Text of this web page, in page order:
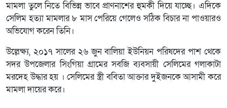
মামলা তুলে নিতে বিভিন্ন ভাবে প্রাণনাশের হুমকী দিয়ে যাচ্ছে। এদিকে
সেলিম হত্যা মামলার ৮ মাস পেরিয়ে গেলেও সঠিক বিচার না পাওয়ারও
অভিযোগ করেন তিনি।
উল্লেক্ষ্য, ২০১৭ সালের ২৬ জুন বালিয়া ইউনিয়ন পরিষদের পাশ থেকে
সদর উপজেলার সিংগিয়া গ্রামের সবজি ব্যবসায়ী সেলিমের গলাকাটা
মরদেহ উদ্ধার হয় । সেলিমের স্ত্রী ববিতা আক্তার দুইজনকে আসামী করে
মামলা দায়ের করে।